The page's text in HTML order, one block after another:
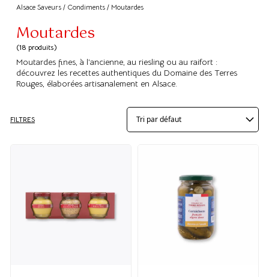
Alsace Saveurs / Condiments / Moutardes
Moutardes
(18 produits)
Moutardes fines, à l’ancienne, au riesling ou au raifort :
découvrez les recettes authentiques du Domaine des Terres
Rouges, élaborées artisanalement en Alsace.
FILTRES